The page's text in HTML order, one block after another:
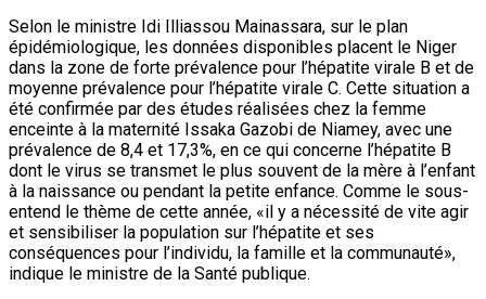
Selon le ministre Idi Illiassou Mainassara, sur le plan
épidémiologique, les données disponibles placent le Niger
dans la zone de forte prévalence pour l’hépatite virale B et de
moyenne prévalence pour l’hépatite virale C. Cette situation a
été confirmée par des études réalisées chez la femme
enceinte à la maternité Issaka Gazobi de Niamey, avec une
prévalence de 8,4 et 17,3%, en ce qui concerne l’hépatite B
dont le virus se transmet le plus souvent de la mère à l’enfant
à la naissance ou pendant la petite enfance. Comme le sous-
entend le thème de cette année, «il y a nécessité de vite agir
et sensibiliser la population sur l’hépatite et ses
conséquences pour l’individu, la famille et la communauté»,
indique le ministre de la Santé publique.